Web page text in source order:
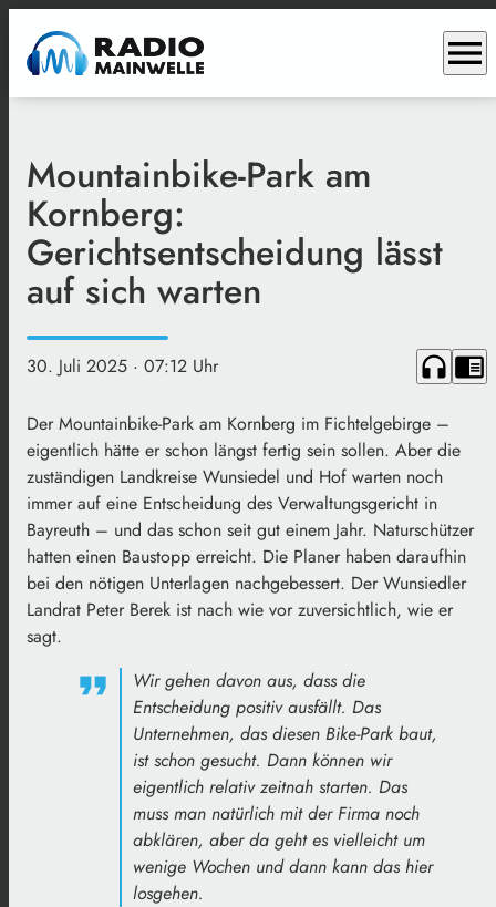
menu
Mountainbike-Park am
Kornberg:
Gerichtsentscheidung lässt
auf sich warten
30. Juli 2025 · 07:12 Uhr headphones chrome_reader_mode
Der Mountainbike-Park am Kornberg im Fichtelgebirge –
eigentlich hätte er schon längst fertig sein sollen. Aber die
zuständigen Landkreise Wunsiedel und Hof warten noch
immer auf eine Entscheidung des Verwaltungsgericht in
Bayreuth – und das schon seit gut einem Jahr. Naturschützer
hatten einen Baustopp erreicht. Die Planer haben daraufhin
bei den nötigen Unterlagen nachgebessert. Der Wunsiedler
Landrat Peter Berek ist nach wie vor zuversichtlich, wie er
sagt.
Wir gehen davon aus, dass die
Entscheidung positiv ausfällt. Das
Unternehmen, das diesen Bike-Park baut,
ist schon gesucht. Dann können wir
eigentlich relativ zeitnah starten. Das
muss man natürlich mit der Firma noch
abklären, aber da geht es vielleicht um
wenige Wochen und dann kann das hier
losgehen.